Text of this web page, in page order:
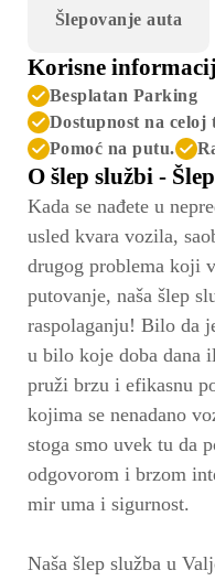
Šlepovanje auta
Korisne
Besplatan Parking
Dostupnost na
Pomoć na putu.
O šlep službi -
Kada se nađete u
usled kvara vozila,
drugog problema koji
putovanje, naša šlep
raspolaganju! Bilo da
u bilo koje doba dana
pruži brzu i efikasnu
kojima se nenadano
stoga smo uvek tu da
odgovorom i brzom
mir uma i sigurnost.
Naša šlep služba u